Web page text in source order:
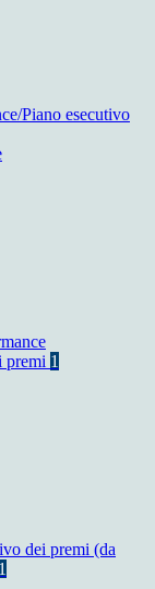
Piano esecutivo
premi 1
dei premi (da
1